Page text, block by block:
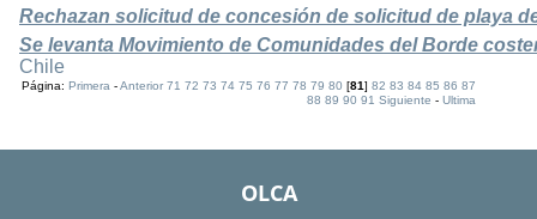
Rechazan solicitud de concesión de solicitud de playa
Se levanta Movimiento de Comunidades del Borde
Chile
Página:Primera -Anterior 71 72 73 74 75 76 77 78 79 80 [81]82 83 84 85 86 87
88 89 90 91 Siguiente -Ultima
OLCA